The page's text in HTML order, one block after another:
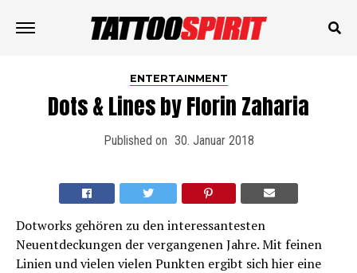
ENTERTAINMENT
Dots & Lines by Florin Zaharia
Published on 30. Januar 2018
Dotworks gehören zu den interessantesten
Neuentdeckungen der vergangenen Jahre. Mit feinen
Linien und vielen vielen Punkten ergibt sich hier eine